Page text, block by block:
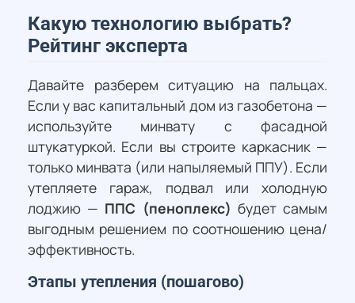
Какую технологию выбрать?
Рейтинг эксперта
Давайте разберем ситуацию на пальцах.
Если у вас капитальный дом из газобетона —
используйте минвату с фасадной
штукатуркой. Если вы строите каркасник —
только минвата (или напыляемый ППУ). Если
утепляете гараж, подвал или холодную
лоджию — ППС (пеноплекс) будет самым
выгодным решением по соотношению цена/
эффективность.
Этапы утепления (пошагово)